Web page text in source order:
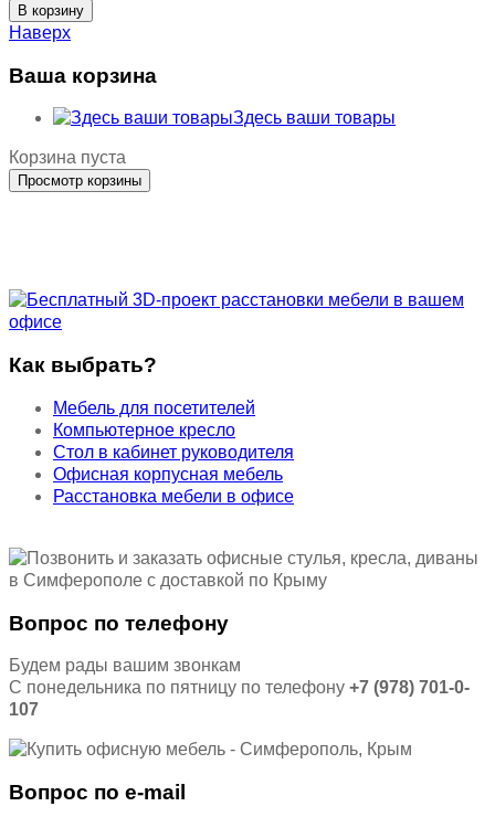
Наверх
Ваша корзина
Здесь ваши товары
Корзина пуста
Как выбрать?
Мебель для посетителей
Компьютерное кресло
Стол в кабинет руководителя
Офисная корпусная мебель
Расстановка мебели в офисе
Вопрос по телефону
Будем рады вашим звонкам
С понедельника по пятницу по телефону +7 (978) 701-0-
107
Вопрос по e-mail